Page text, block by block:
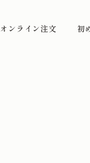
オンライン注文 初